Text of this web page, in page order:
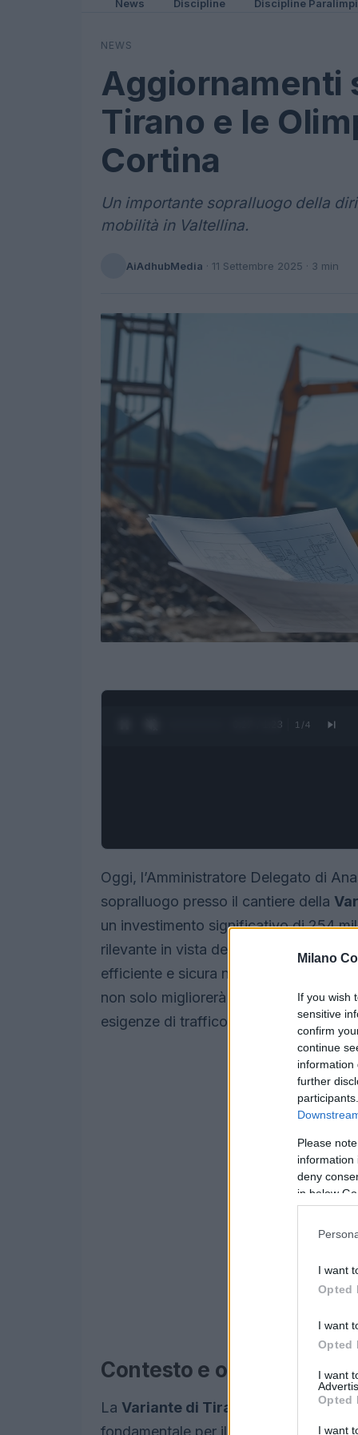
Milano
If you wish
sensitive
confirm
continue
information
further
Please
information
deny
in below
I want
Opted
I want
Opted
I want
Opted
I want
News Discipline Discipline
NEWS
Aggiornamenti
Tirano e le
Cortina
Un importante sopralluogo della
mobilità in Valtellina.
AiAdhubMedia · 11 Settembre 2025 · 3 min
0:28 / 1:23 1 /4
Oggi, l’Amministratore Delegato di
sopralluogo presso il cantiere della
un investimento significativo di 254
rilevante in vista delle
Olimpiadi
efficiente e sicura nella regione. La
non solo migliorerà le infrastrutture
esigenze di traffico della Valtellina.
Contesto e obiettivi del
La Variante di Tirano
non è